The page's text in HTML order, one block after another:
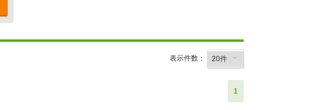
表示件数：
1